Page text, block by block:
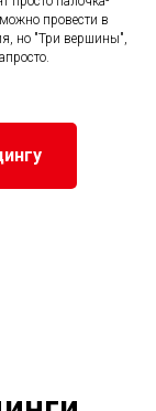
провести в
но "Три вершины",